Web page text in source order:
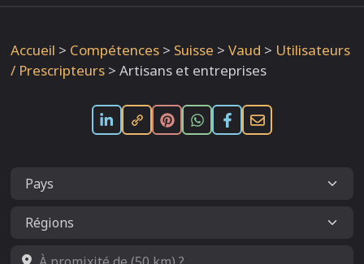
Accueil > Compétences > Suisse > Vaud > Utilisateurs
/ Prescripteurs > Artisans et entreprises
À promixité de (50 km) ?